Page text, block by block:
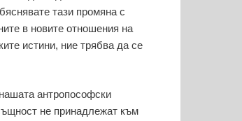
тази промяна с
в новите отношения на
истини, ние трябва да се
антропософски
не принадлежат към